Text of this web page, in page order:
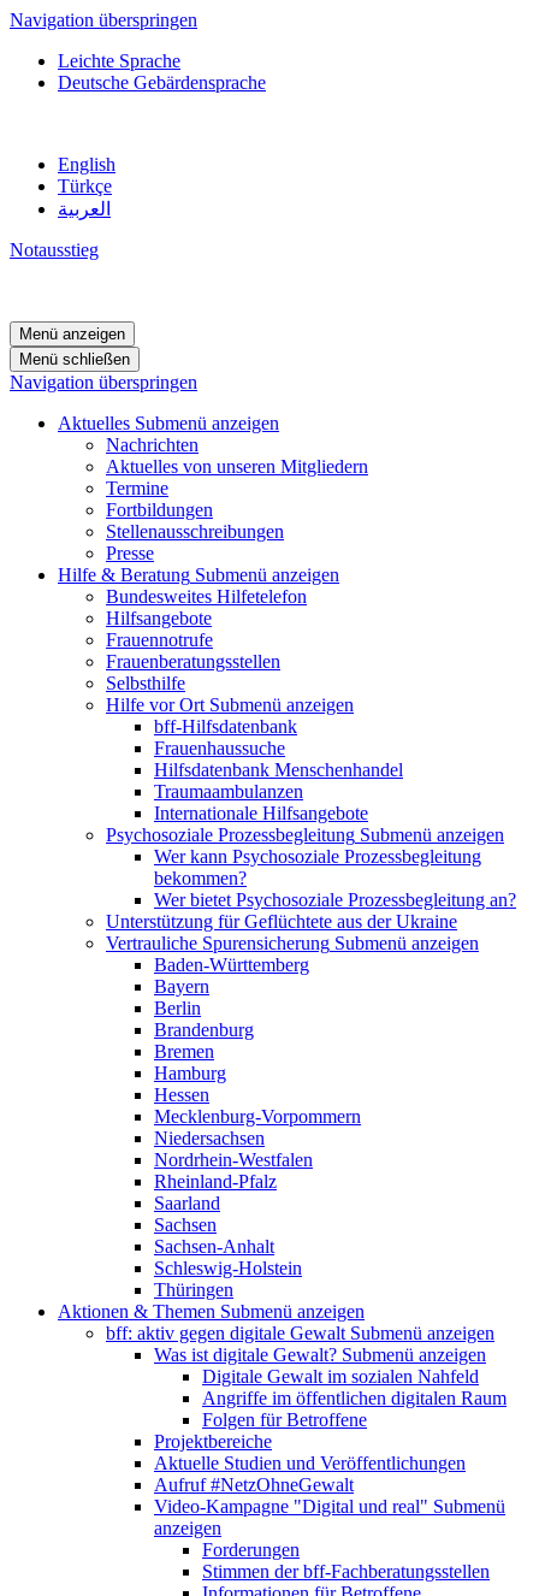
Navigation überspringen
Leichte Sprache
Deutsche Gebärdensprache
English
Türkçe
العربية
Notausstieg
Menü anzeigen
Menü schließen
Navigation überspringen
Aktuelles Submenü anzeigen
Nachrichten
Aktuelles von unseren Mitgliedern
Termine
Fortbildungen
Stellenausschreibungen
Presse
Hilfe & Beratung Submenü anzeigen
Bundesweites Hilfetelefon
Hilfsangebote
Frauennotrufe
Frauenberatungsstellen
Selbsthilfe
Hilfe vor Ort Submenü anzeigen
bff-Hilfsdatenbank
Frauenhaussuche
Hilfsdatenbank Menschenhandel
Traumaambulanzen
Internationale Hilfsangebote
Psychosoziale Prozessbegleitung Submenü anzeigen
Wer kann Psychosoziale Prozessbegleitung
bekommen?
Wer bietet Psychosoziale Prozessbegleitung an?
Unterstützung für Geflüchtete aus der Ukraine
Vertrauliche Spurensicherung Submenü anzeigen
Baden-Württemberg
Bayern
Berlin
Brandenburg
Bremen
Hamburg
Hessen
Mecklenburg-Vorpommern
Niedersachsen
Nordrhein-Westfalen
Rheinland-Pfalz
Saarland
Sachsen
Sachsen-Anhalt
Schleswig-Holstein
Thüringen
Aktionen & Themen Submenü anzeigen
bff: aktiv gegen digitale Gewalt Submenü anzeigen
Was ist digitale Gewalt? Submenü anzeigen
Digitale Gewalt im sozialen Nahfeld
Angriffe im öffentlichen digitalen Raum
Folgen für Betroffene
Projektbereiche
Aktuelle Studien und Veröffentlichungen
Aufruf #NetzOhneGewalt
Video-Kampagne "Digital und real" Submenü
anzeigen
Forderungen
Stimmen der bff-Fachberatungsstellen